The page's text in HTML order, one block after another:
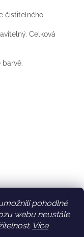
pohodlné
webu neustále
Více
čistitelného
Celková
barvě.